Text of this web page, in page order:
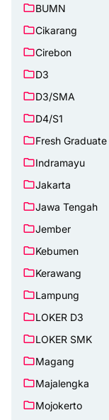
BUMN
Cikarang
Cirebon
D3
D3/SMA
D4/S1
Fresh Graduate
Indramayu
Jakarta
Jawa Tengah
Jember
Kebumen
Kerawang
Lampung
LOKER D3
LOKER SMK
Magang
Majalengka
Mojokerto